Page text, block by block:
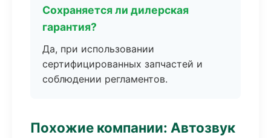
Сохраняется ли дилерская
гарантия?
Да, при использовании
сертифицированных запчастей и
соблюдении регламентов.
Похожие компании: Автозвук